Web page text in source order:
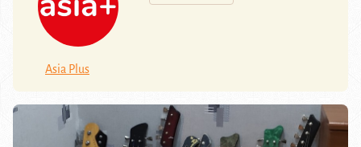
Asia Plus